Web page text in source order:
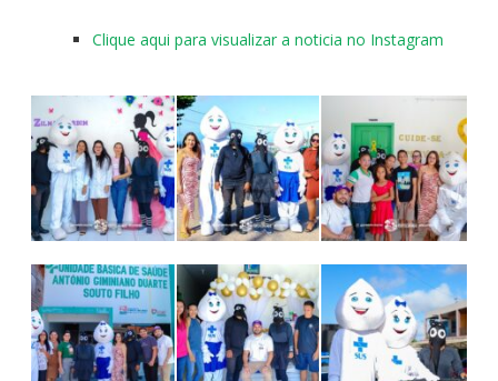
Clique aqui para visualizar a noticia no Instagram